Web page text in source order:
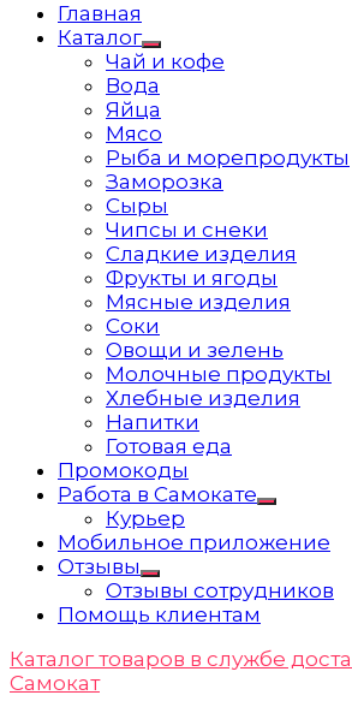
Главная
Каталог
Показать
подменю
Чай и кофе
Вода
Яйца
Мясо
Рыба и морепродукты
Заморозка
Сыры
Чипсы и снеки
Сладкие изделия
Фрукты и ягоды
Мясные изделия
Соки
Овощи и зелень
Молочные продукты
Хлебные изделия
Напитки
Готовая еда
Промокоды
Работа в Самокате
Показать
Курьер
Мобильное приложение
Отзывы
Показать
подменю
Отзывы сотрудников
Помощь клиентам
Каталог товаров в службе
Самокат